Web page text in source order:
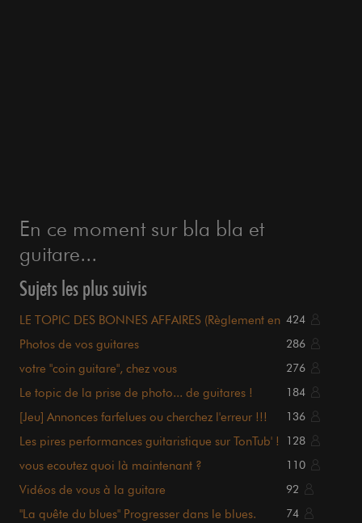
En ce moment sur bla bla et
guitare...
Sujets les plus suivis
LE TOPIC DES BONNES AFFAIRES (Règlement en 424
Photos de vos guitares 286
votre "coin guitare", chez vous 276
Le topic de la prise de photo... de guitares ! 184
[Jeu] Annonces farfelues ou cherchez l'erreur !!! 136
Les pires performances guitaristique sur TonTub' ! 128
vous ecoutez quoi là maintenant ? 110
Vidéos de vous à la guitare 92
"La quête du blues" Progresser dans le blues. 74